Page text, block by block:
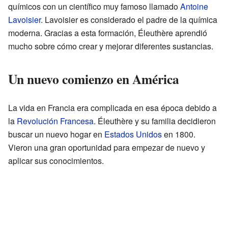
químicos con un científico muy famoso llamadoAntoine
Lavoisier. Lavoisier es considerado el padre de la química
moderna. Gracias a esta formación, Éleuthère aprendió
mucho sobre cómo crear y mejorar diferentes sustancias.
Un nuevo comienzo en América
La vida en Francia era complicada en esa época debido a
la Revolución Francesa. Éleuthère y su familia decidieron
buscar un nuevo hogar en Estados Unidosen 1800.
Vieron una gran oportunidad para empezar de nuevo y
aplicar sus conocimientos.